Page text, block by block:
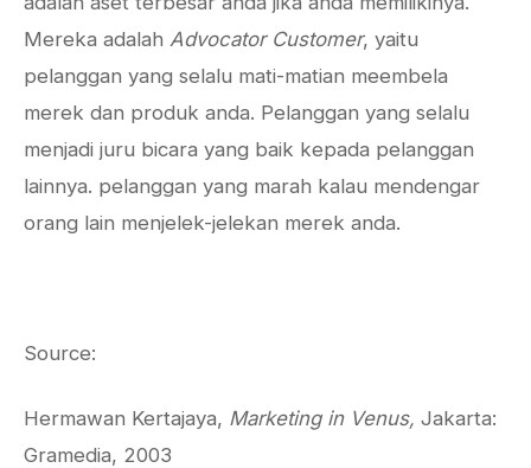
Mereka adalah Advocator Customer, yaitu
pelanggan yang selalu mati-matian meembela
merek dan produk anda. Pelanggan yang selalu
menjadi juru bicara yang baik kepada pelanggan
lainnya. pelanggan yang marah kalau mendengar
orang lain menjelek-jelekan merek anda.
Source:
Hermawan Kertajaya, Marketing in Venus, Jakarta:
Gramedia, 2003